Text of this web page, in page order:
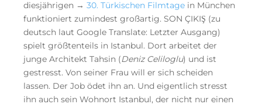
diesjährigen → 30. Türkischen Filmtage in München
funktioniert zumindest großartig. SON ÇIKIŞ (zu
deutsch laut Google Translate: Letzter Ausgang)
spielt größtenteils in Istanbul. Dort arbeitet der
junge Architekt Tahsin (Deniz Celiloglu) und ist
gestresst. Von seiner Frau will er sich scheiden
lassen. Der Job ödet ihn an. Und eigentlich stresst
ihn auch sein Wohnort Istanbul, der nicht nur einen